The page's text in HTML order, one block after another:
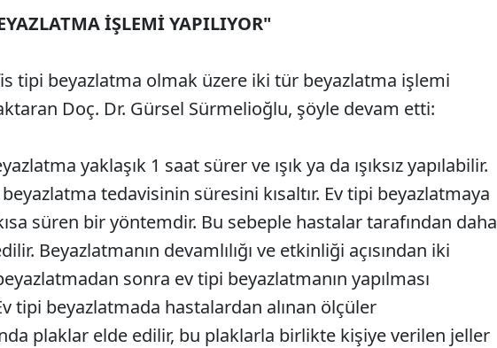
İŞLEMİ YAPILIYOR"
tipi beyazlatma olmak üzere iki tür beyazlatma işlemi
aktaran Doç. Dr. Gürsel Sürmelioğlu, şöyle devam etti:
yaklaşık 1 saat sürer ve ışık ya da ışıksız yapılabilir.
tedavisinin süresini kısaltır. Ev tipi beyazlatmaya
süren bir yöntemdir. Bu sebeple hastalar tarafından daha
Beyazlatmanın devamlılığı ve etkinliği açısından iki
sonra ev tipi beyazlatmanın yapılması
tipi beyazlatmada hastalardan alınan ölçüler
plaklar elde edilir, bu plaklarla birlikte kişiye verilen jeller